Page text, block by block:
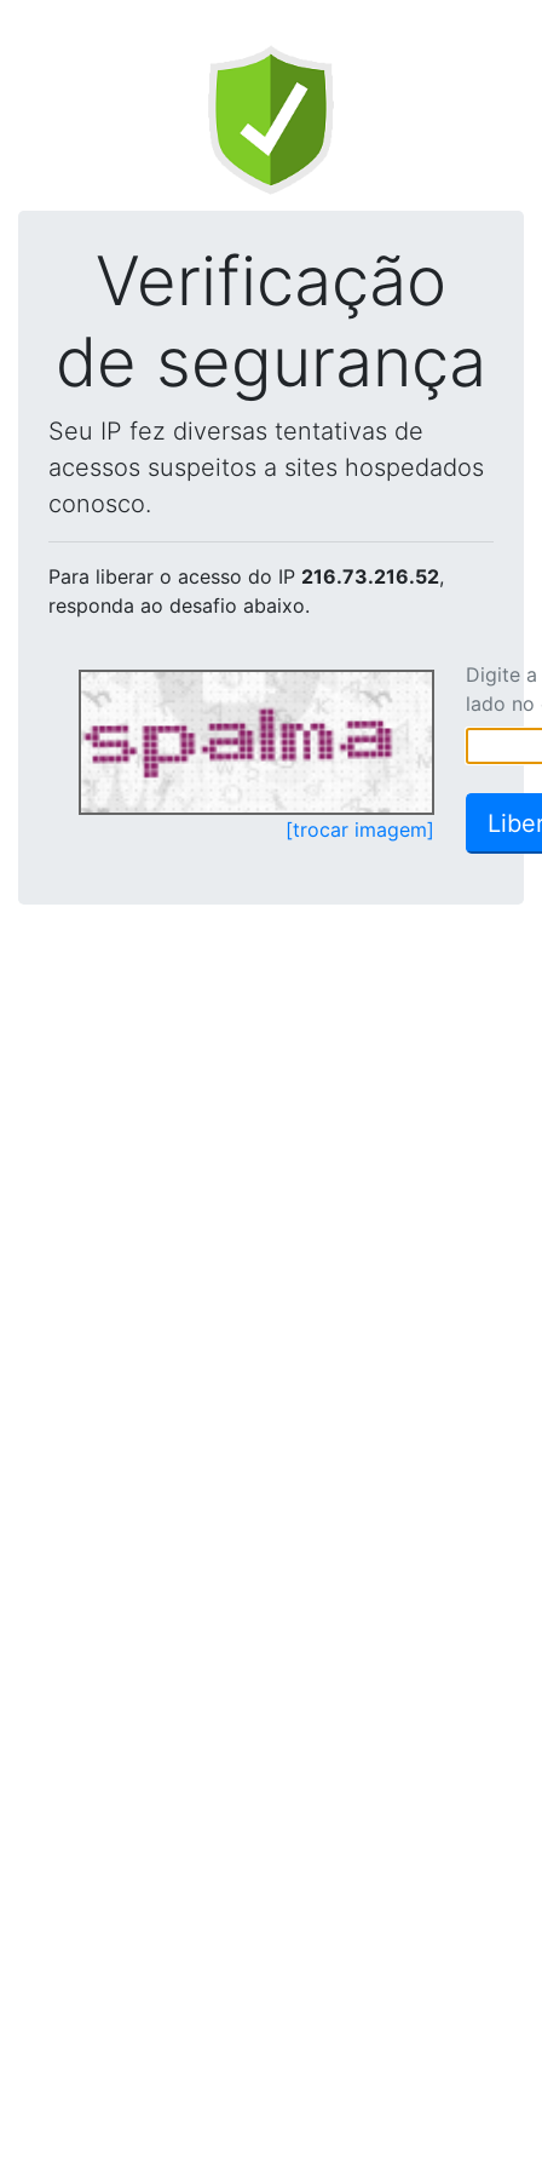
Verificação
de segurança
Seu IP fez diversas tentativas de
acessos suspeitos a sites hospedados
conosco.
Para liberar o acesso do IP 216.73.216.52,
responda ao desafio abaixo.
[trocar imagem]
Digite
lado no